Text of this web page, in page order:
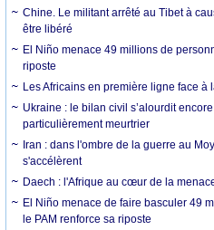
Chine. Le militant arrêté au Tibet à
être libéré
El Niño menace 49 millions de
riposte
Les Africains en première ligne face à
Ukraine : le bilan civil s’alourdit
particulièrement meurtrier
Iran : dans l'ombre de la guerre au
s'accélèrent
Daech : l'Afrique au cœur de la
El Niño menace de faire basculer 49
le PAM renforce sa riposte